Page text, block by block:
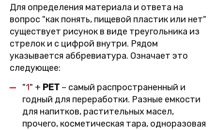
Для определения материала и ответа на
вопрос "как понять, пищевой пластик или нет"
существует рисунок в виде треугольника из
стрелок и с цифрой внутри. Рядом
указывается аббревиатура. Означает это
следующее:
"1" + PET – самый распространенный и
годный для переработки. Разные емкости
для напитков, растительных масел,
прочего, косметическая тара, одноразовая